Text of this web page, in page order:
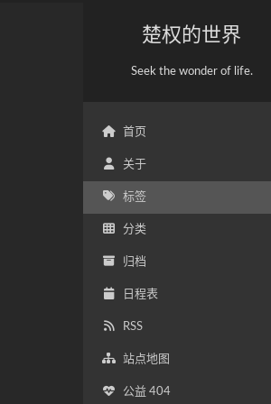
楚权的世界
Seek the wonder of life.
首页
关于
标签
分类
归档
日程表
RSS
站点地图
公益 404